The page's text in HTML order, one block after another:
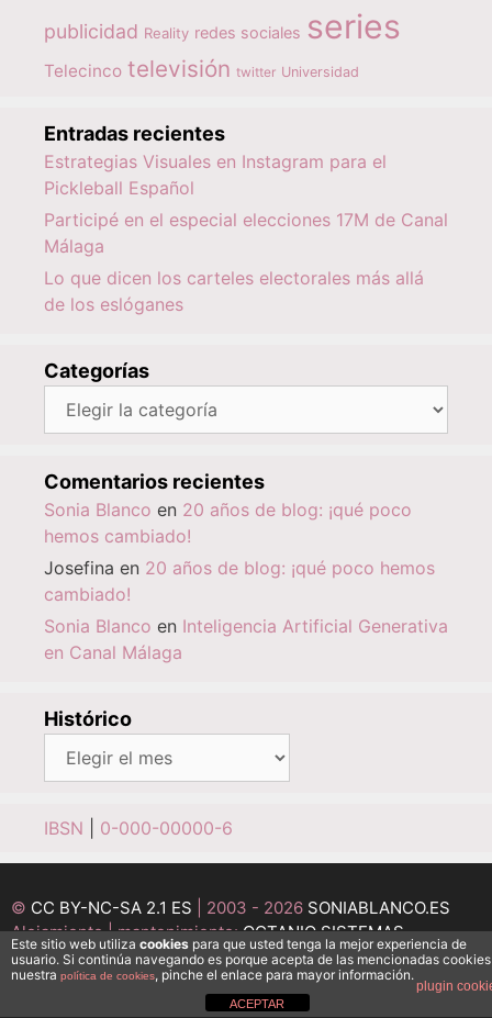
publicidad Reality redes sociales series
Telecinco televisión twitter Universidad
Entradas recientes
Estrategias Visuales en Instagram para el
Pickleball Español
Participé en el especial elecciones 17M de Canal
Málaga
Lo que dicen los carteles electorales más allá
de los eslóganes
Categorías
Categorías
Comentarios recientes
Sonia Blanco en 20 años de blog: ¡qué poco
hemos cambiado!
Josefina en 20 años de blog: ¡qué poco hemos
cambiado!
Sonia Blanco en Inteligencia Artificial Generativa
en Canal Málaga
Histórico
Histórico
IBSN 0-000-00000-6
© CC BY-NC-SA 2.1 ES | 2003 - 2026 SONIABLANCO.ES
Alojamiento | mantenimiento:OCTANIO SISTEMAS
INFORMÁTICOS
Desarrollo:MEDI@ESFERA
Este sitio web utiliza cookies para que usted tenga la mejor experiencia de
usuario. Si continúa navegando es porque acepta de las mencionadas
nuestra política de cookies, pinche el enlace para mayor información.
plugin
ACEPTAR